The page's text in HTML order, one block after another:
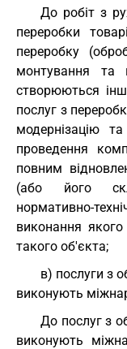
До робіт з
переробки
переробку
монтування та
створюються
послуг з
модернізацію
проведення
повним
(або його
нормативно-
виконання
такого об'єкта;
в) послуги з
виконують
До послуг з
виконують